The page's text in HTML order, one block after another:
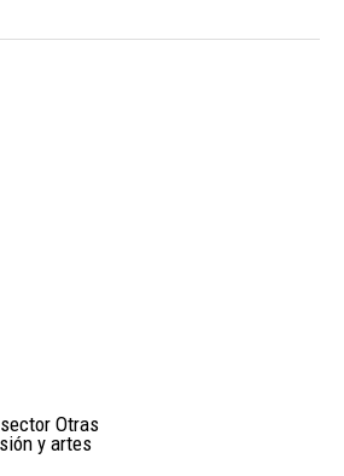
Otras
y artes